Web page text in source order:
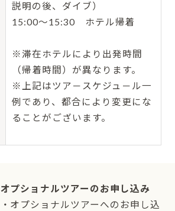
説明の後、ダイブ）
15:00～15:30 ホテル帰着
※滞在ホテルにより出発時間
（帰着時間）が異なります。
※上記はツア－スケジュ－ル一
例であり、都合により変更にな
ることがございます。
プショナルツアーのお申し込み
オプショナルツアーへのお申し込